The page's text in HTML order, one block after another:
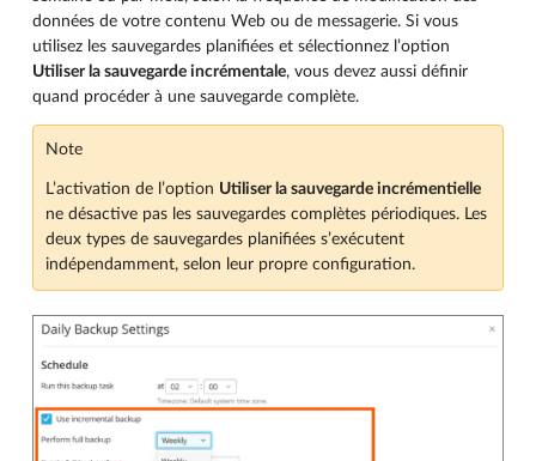
données de votre contenu Web ou de messagerie. Si vous
utilisez les sauvegardes planifiées et sélectionnez l’option
Utiliser la sauvegarde incrémentale, vous devez aussi définir
quand procéder à une sauvegarde complète.
Note
L’activation de l’option Utiliser la sauvegarde incrémentielle
ne désactive pas les sauvegardes complètes périodiques. Les
deux types de sauvegardes planifiées s’exécutent
indépendamment, selon leur propre configuration.